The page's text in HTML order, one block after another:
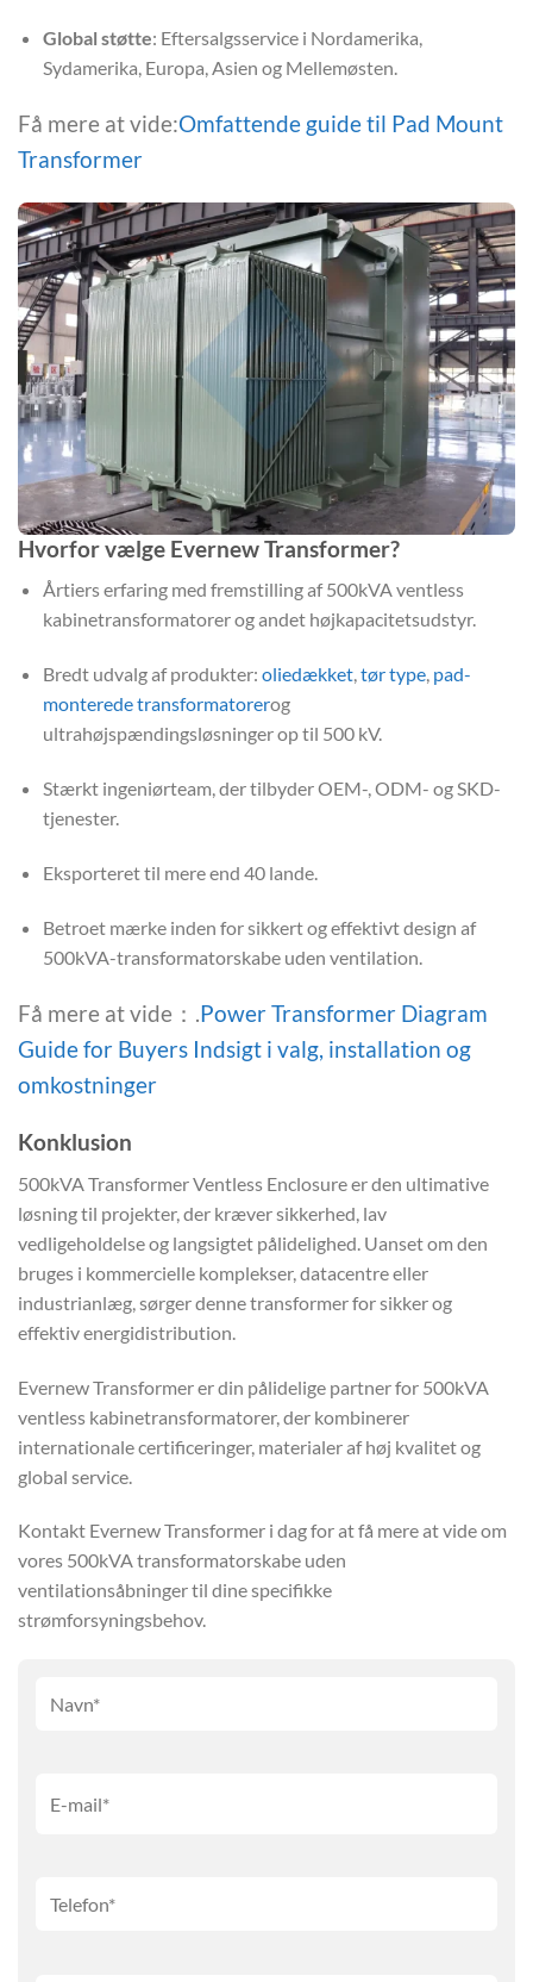
Global støtte: Eftersalgsservice i Nordamerika,
Sydamerika, Europa, Asien og Mellemøsten.
Få mere at vide:Omfattende guide til Pad Mount
Transformer
Hvorfor vælge Evernew Transformer?
Årtiers erfaring med fremstilling af 500kVA ventless
kabinetransformatorer og andet højkapacitetsudstyr.
Bredt udvalg af produkter: oliedækket,tør type, pad-
monterede transformatorerog
ultrahøjspændingsløsninger op til 500 kV.
Stærkt ingeniørteam, der tilbyder OEM-, ODM- og SKD-
tjenester.
Eksporteret til mere end 40 lande.
Betroet mærke inden for sikkert og effektivt design af
500kVA-transformatorskabe uden ventilation.
Få mere at vide：.Power Transformer Diagram
Guide for Buyers Indsigt i valg, installation og
omkostninger
Konklusion
500kVA Transformer Ventless Enclosure er den ultimative
løsning til projekter, der kræver sikkerhed, lav
vedligeholdelse og langsigtet pålidelighed. Uanset om den
bruges i kommercielle komplekser, datacentre eller
industrianlæg, sørger denne transformer for sikker og
effektiv energidistribution.
Evernew Transformer er din pålidelige partner for 500kVA
ventless kabinetransformatorer, der kombinerer
internationale certificeringer, materialer af høj kvalitet og
global service.
Kontakt Evernew Transformer i dag for at få mere at vide om
vores 500kVA transformatorskabe uden
ventilationsåbninger til dine specifikke
strømforsyningsbehov.